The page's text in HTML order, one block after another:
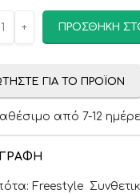
ΠΡΟΣΘΉΚΗ
ΓΙΑ ΤΟ ΠΡΟΪΌΝ
από 7-12
Freestyle